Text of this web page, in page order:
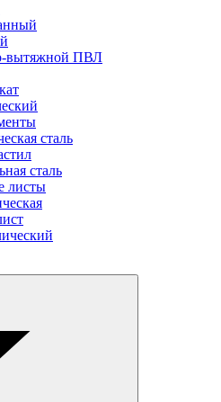
вытяжной ПВЛ
сталь
сталь
листы